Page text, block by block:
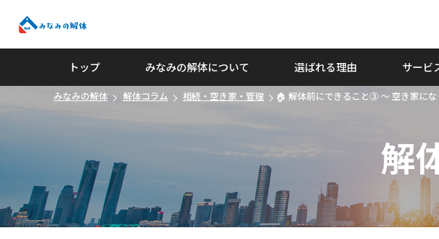
トップ みなみの解体について 選ばれる理由 サービ
みなみの解体 解体コラム 相続・空き家・管理 🏠 解体前にできること③ ～ 空き家に
解